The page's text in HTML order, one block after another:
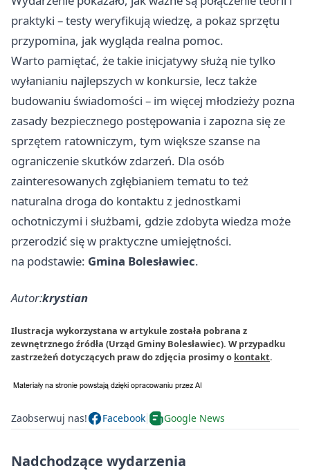
praktyki – testy weryfikują wiedzę, a pokaz sprzętu
przypomina, jak wygląda realna pomoc.
Warto pamiętać, że takie inicjatywy służą nie tylko
wyłanianiu najlepszych w konkursie, lecz także
budowaniu świadomości – im więcej młodzieży pozna
zasady bezpiecznego postępowania i zapozna się ze
sprzętem ratowniczym, tym większe szanse na
ograniczenie skutków zdarzeń. Dla osób
zainteresowanych zgłębianiem tematu to też
naturalna droga do kontaktu z jednostkami
ochotniczymi i służbami, gdzie zdobyta wiedza może
przerodzić się w praktyczne umiejętności.
na podstawie: Gmina Bolesławiec.
Autor:krystian
Ilustracja wykorzystana w artykule została pobrana z
zewnętrznego źródła (Urząd Gminy Bolesławiec). W przypadku
zastrzeżeń dotyczących praw do zdjęcia prosimy o kontakt.
Zaobserwuj nas! Facebook Google News
Nadchodzące wydarzenia